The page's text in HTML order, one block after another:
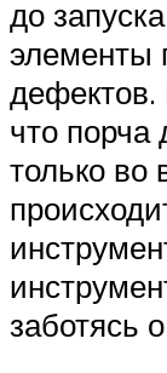
до
элементы
что порча
только во
заботясь